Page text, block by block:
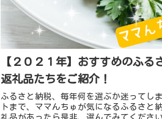
【２０２１年】おすすめのふ
返礼品たちをご紹介！
ふるさと納税、毎年何を選ぶか迷ってし
トまで、ママんちゅが気になるふるさと